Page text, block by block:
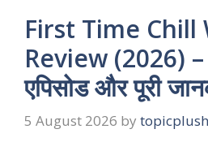
First Time Chill
Review (2026) –
एपिसोड और पूरी
5 August 2026 by